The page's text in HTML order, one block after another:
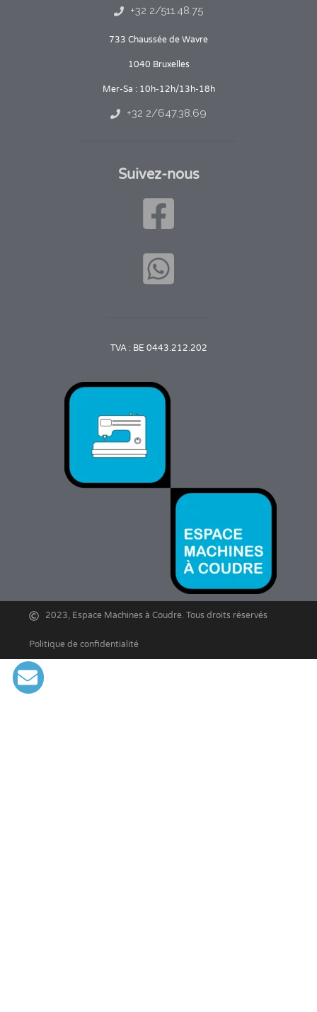
+32 2/511.48.75
733 Chaussée de Wavre
1040 Bruxelles
Mer-Sa : 10h-12h/13h-18h
+32 2/647.38.69
Suivez-nous
TVA : BE 0443.212.202
2023, Espace Machines à Coudre. Tous droits réservés
Politique de confidentialité